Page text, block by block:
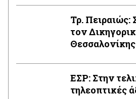
Τρ. Πειραιώς:
τον
Θεσσαλονίκης
ΕΣΡ: Στην
τηλεοπτικές